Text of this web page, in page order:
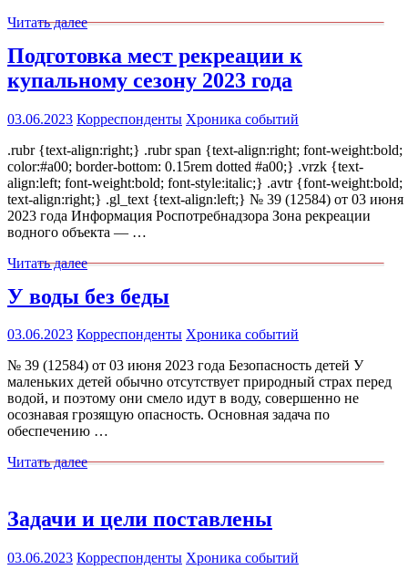
Читать далее
Подготовка мест рекреации к
купальному сезону 2023 года
03.06.2023 Корреспонденты Хроника событий
.rubr {text-align:right;} .rubr span {text-align:right; font-weight:bold;
color:#a00; border-bottom: 0.15rem dotted #a00;} .vrzk {text-
align:left; font-weight:bold; font-style:italic;} .avtr {font-weight:bold;
text-align:right;} .gl_text {text-align:left;} № 39 (12584) от 03 июня
2023 года Информация Роспотребнадзора Зона рекреации
водного объекта — …
Читать далее
У воды без беды
03.06.2023 Корреспонденты Хроника событий
№ 39 (12584) от 03 июня 2023 года Безопасность детей У
маленьких детей обычно отсутствует природный страх перед
водой, и поэтому они смело идут в воду, совершенно не
осознавая грозящую опасность. Основная задача по
обеспечению …
Читать далее
Задачи и цели поставлены
03.06.2023 Корреспонденты Хроника событий